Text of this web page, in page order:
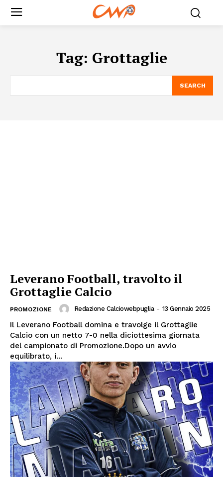
Tag: Grottaglie
SEARCH
Leverano Football, travolto il
Grottaglie Calcio
PROMOZIONE Redazione Calciowebpuglia - 13 Gennaio 2025
Il Leverano Football domina e travolge il Grottaglie
Calcio con un netto 7-0 nella diciottesima giornata
del campionato di Promozione.Dopo un avvio
equilibrato, i...